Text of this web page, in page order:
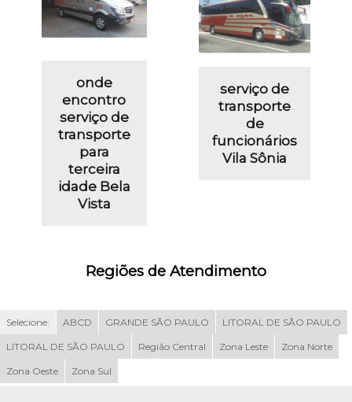
onde
encontro
serviço de
transporte
para
terceira
idade Bela
Vista
serviço de
transporte
de
funcionários
Vila Sônia
Regiões de Atendimento
Selecione: ABCD GRANDE SÃO PAULO LITORAL DE SÃO PAULO
LITORAL DE SÃO PAULO Região Central Zona Leste Zona Norte
Zona Oeste Zona Sul